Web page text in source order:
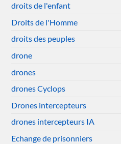
droits de l'enfant
Droits de l'Homme
droits des peuples
drone
drones
drones Cyclops
Drones intercepteurs
drones intercepteurs IA
Echange de prisonniers